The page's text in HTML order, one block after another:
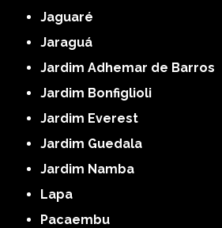
Jaguaré
Jaraguá
Jardim Adhemar de Barros
Jardim Bonfiglioli
Jardim Everest
Jardim Guedala
Jardim Namba
Lapa
Pacaembu